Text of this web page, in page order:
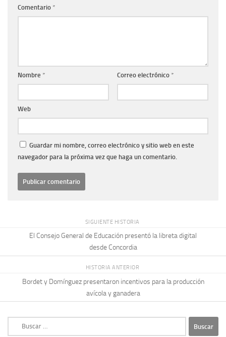
Comentario *
Nombre * Correo electrónico *
Web
Guardar mi nombre, correo electrónico y sitio web en este
navegador para la próxima vez que haga un comentario.
SIGUIENTE HISTORIA
El Consejo General de Educación presentó la libreta digital
desde Concordia
HISTORIA ANTERIOR
Bordet y Domínguez presentaron incentivos para la producción
avícola y ganadera